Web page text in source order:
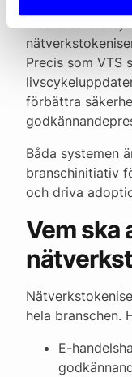
Mastercard
Precis som VTS
förbättra
Båda systemen
branschinitiativ
och driva
Vem ska
hela branschen.
E-